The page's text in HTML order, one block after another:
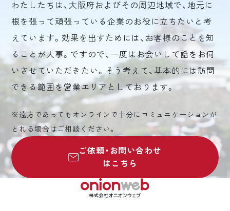
わたしたちは、大阪府およびその周辺地域で、地元に
根を張って頑張っている企業のお役に立ちたいと考
えています。効果を出すためには、お客様のことを知
ることが大事。ですので、一度はお会いして話をお伺
いさせていただきたい。そう考えて、基本的には訪問
できる範囲を営業エリアとしております。
※遠方であってもオンラインで十分にコミュニケーションが
とれる場合はご相談ください。
ご依頼・お問い合わせ
はこちら